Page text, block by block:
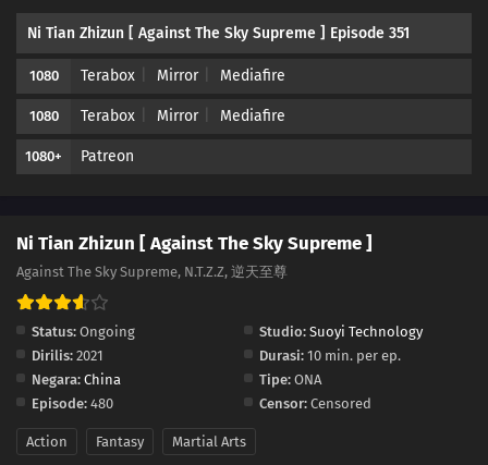
339 Episode 339
337 Episode 337
335 Episode 335
333 Episode 333
332 Episode 332
331 Episode 331
Ni Tian Zhizun [ Against The Sky Supreme ] Episode 351
1080 Terabox Mirror Mediafire
1080 Terabox Mirror Mediafire
1080+ Patreon
Ni Tian Zhizun [ Against The Sky Supreme ]
Against The Sky Supreme, N.T.Z.Z, 逆天至尊
Status: Ongoing Studio: Suoyi Technology
Dirilis: 2021 Durasi: 10 min. per ep.
Negara: China Tipe: ONA
Episode: 480 Censor: Censored
Action Fantasy Martial Arts